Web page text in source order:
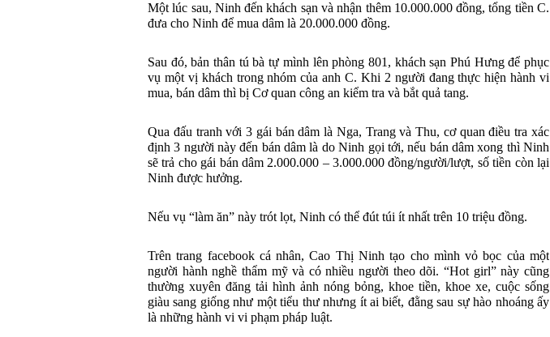
Một lúc sau, Ninh đến khách sạn và nhận thêm 10.000.000 đồng, tổng tiền C.
đưa cho Ninh để mua dâm là 20.000.000 đồng.
Sau đó, bản thân tú bà tự mình lên phòng 801, khách sạn Phú Hưng để phục
vụ một vị khách trong nhóm của anh C. Khi 2 người đang thực hiện hành vi
mua, bán dâm thì bị Cơ quan công an kiểm tra và bắt quả tang.
Qua đấu tranh với 3 gái bán dâm là Nga, Trang và Thu, cơ quan điều tra xác
định 3 người này đến bán dâm là do Ninh gọi tới, nếu bán dâm xong thì Ninh
sẽ trả cho gái bán dâm 2.000.000 – 3.000.000 đồng/người/lượt, số tiền còn lại
Ninh được hưởng.
Nếu vụ “làm ăn” này trót lọt, Ninh có thể đút túi ít nhất trên 10 triệu đồng.
Trên trang facebook cá nhân, Cao Thị Ninh tạo cho mình vỏ bọc của một
người hành nghề thẩm mỹ và có nhiều người theo dõi. “Hot girl” này cũng
thường xuyên đăng tải hình ảnh nóng bỏng, khoe tiền, khoe xe, cuộc sống
giàu sang giống như một tiểu thư nhưng ít ai biết, đằng sau sự hào nhoáng ấy
là những hành vi vi phạm pháp luật.